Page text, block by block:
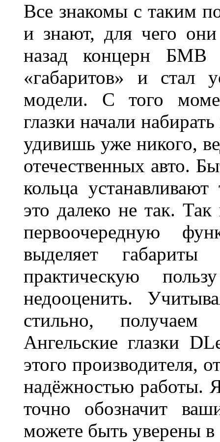
Все знакомы с таким
и знают, для чего
назад концерн БМВ
«габаритов» и стал
модели. С того
глазки начали
удивишь уже никого,
отечественных авто.
кольца
это далеко не так. Так
первоочередную
выделяет
практическую
недооценить.
стильно,
Ангельские глазки
этого производителя,
надёжностью работы.
точно обозначит
можете быть уверены